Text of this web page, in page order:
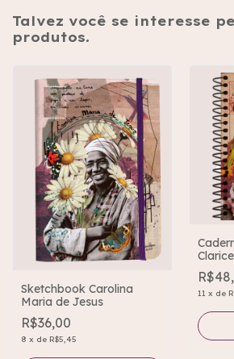
Talvez você se interesse
produtos.
Sketchbook Carolina
Maria de Jesus
R$36,00
8 x de R$5,45
11 x de